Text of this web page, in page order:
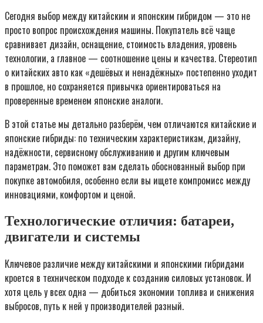
Сегодня выбор между китайским и японским гибридом — это не
просто вопрос происхождения машины. Покупатель всё чаще
сравнивает дизайн, оснащение, стоимость владения, уровень
технологии, а главное — соотношение цены и качества. Стереотип
о китайских авто как «дешёвых и ненадёжных» постепенно уходит
в прошлое, но сохраняется привычка ориентироваться на
проверенные временем японские аналоги.
В этой статье мы детально разберём, чем отличаются китайские и
японские гибриды: по техническим характеристикам, дизайну,
надёжности, сервисному обслуживанию и другим ключевым
параметрам. Это поможет вам сделать обоснованный выбор при
покупке автомобиля, особенно если вы ищете компромисс между
инновациями, комфортом и ценой.
Технологические отличия: батареи,
двигатели и системы
Ключевое различие между китайскими и японскими гибридами
кроется в техническом подходе к созданию силовых установок. И
хотя цель у всех одна — добиться экономии топлива и снижения
выбросов, путь к ней у производителей разный.